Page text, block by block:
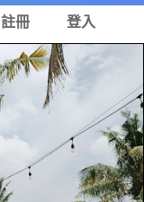
註冊 登入